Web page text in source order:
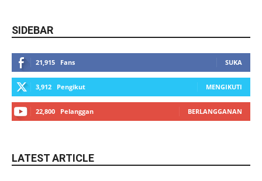
SIDEBAR
21,915 Fans SUKA
3,912 Pengikut MENGIKUTI
22,800 Pelanggan BERLANGGANAN
LATEST ARTICLE